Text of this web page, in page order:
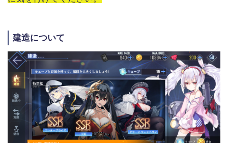
建造について